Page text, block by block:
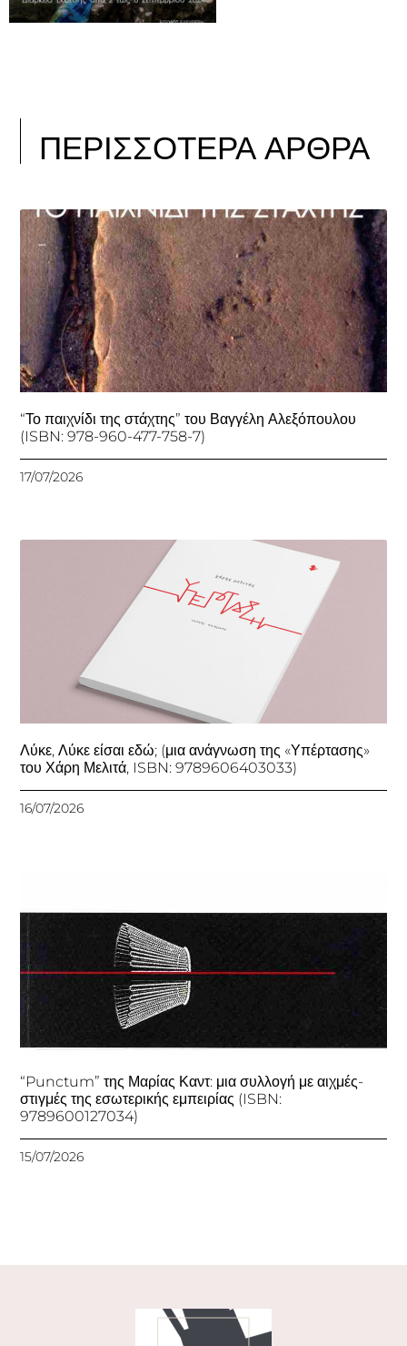
ΠΕΡΙΣΣΟΤΕΡΑ ΑΡΘΡΑ
“Το παιχνίδι της στάχτης” του Βαγγέλη Αλεξόπουλου
(ISBN: 978-960-477-758-7)
17/07/2026
Λύκε, Λύκε είσαι εδώ; (μια ανάγνωση της «Υπέρτασης»
του Χάρη Μελιτά, ISBN: 9789606403033)
16/07/2026
“Punctum” της Μαρίας Καντ: μια συλλογή με αιχμές-
στιγμές της εσωτερικής εμπειρίας (ISBN:
9789600127034)
15/07/2026